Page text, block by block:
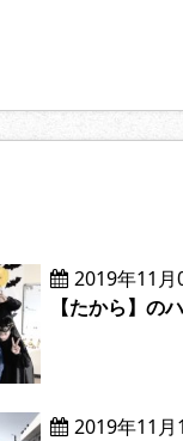
2019年11月
【たから】の
2019年11月